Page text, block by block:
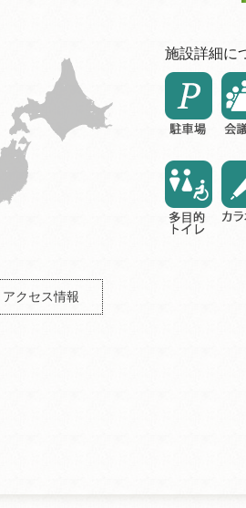
アクセス情報
施設詳細に